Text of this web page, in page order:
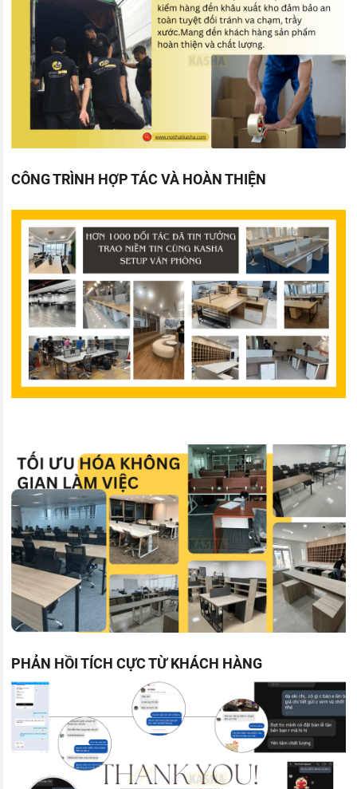
CÔNG TRÌNH HỢP TÁC VÀ HOÀN THIỆN
PHẢN HỒI TÍCH CỰC TỪ KHÁCH HÀNG